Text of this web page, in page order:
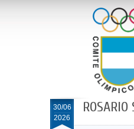
30/06
2026